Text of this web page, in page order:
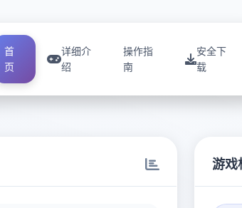
首
页
详细介
绍
操作指
南
安全下
载
游戏